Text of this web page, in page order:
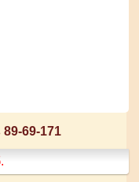
69-171